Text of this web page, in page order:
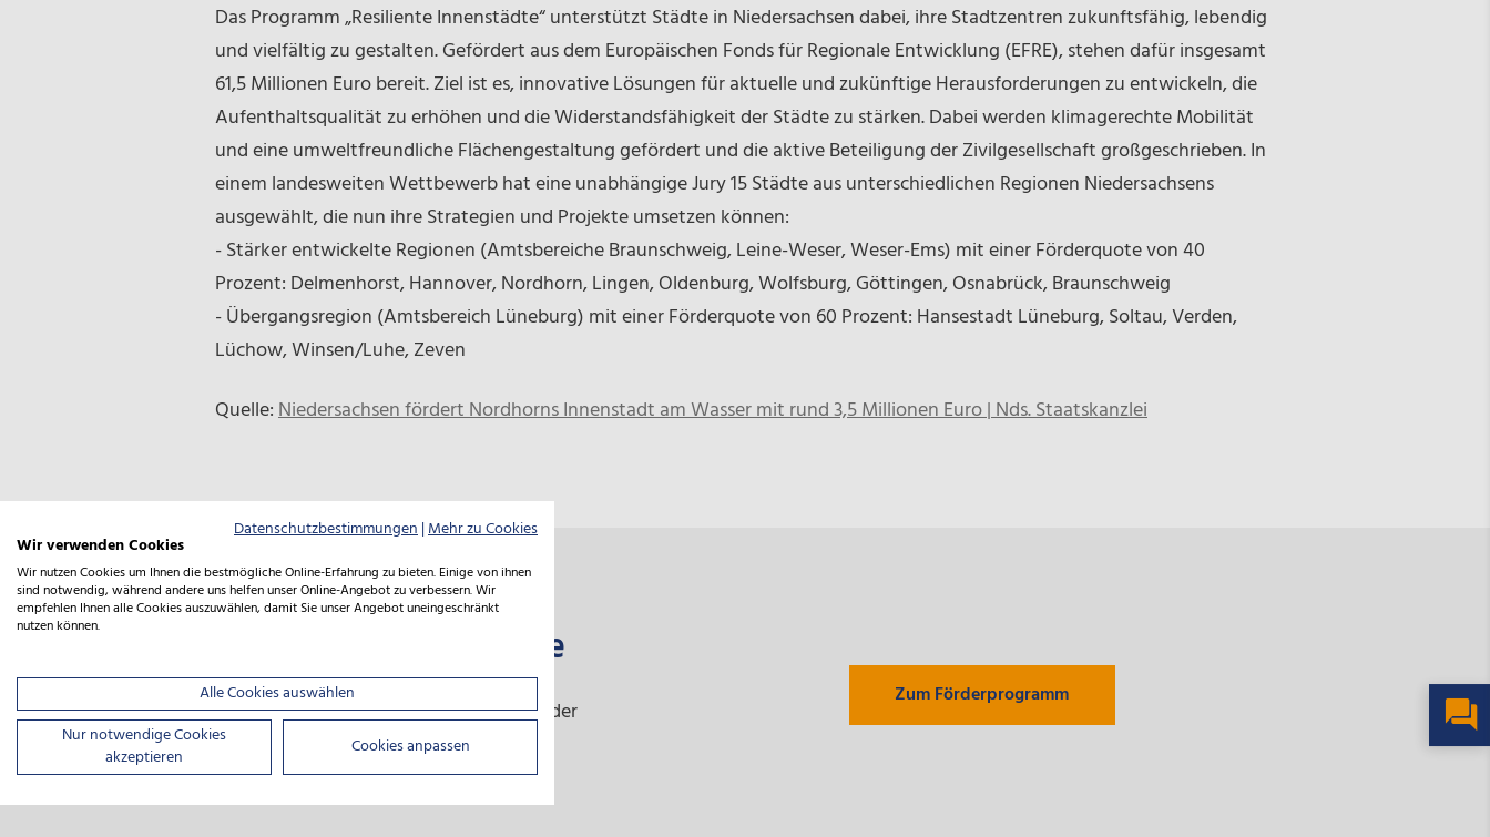
Das Programm „Resiliente Innenstädte“ unterstützt Städte in Niedersachsen dabei, ihre Stadtzentren zukunftsfähig, lebendig
und vielfältig zu gestalten. Gefördert aus dem Europäischen Fonds für Regionale Entwicklung (EFRE), stehen dafür insgesamt
61,5 Millionen Euro bereit. Ziel ist es, innovative Lösungen für aktuelle und zukünftige Herausforderungen zu entwickeln, die
Aufenthaltsqualität zu erhöhen und die Widerstandsfähigkeit der Städte zu stärken. Dabei werden klimagerechte Mobilität
und eine umweltfreundliche Flächengestaltung gefördert und die aktive Beteiligung der Zivilgesellschaft großgeschrieben. In
einem landesweiten Wettbewerb hat eine unabhängige Jury 15 Städte aus unterschiedlichen Regionen Niedersachsens
ausgewählt, die nun ihre Strategien und Projekte umsetzen können:
- Stärker entwickelte Regionen (Amtsbereiche Braunschweig, Leine-Weser, Weser-Ems) mit einer Förderquote von 40
Prozent: Delmenhorst, Hannover, Nordhorn, Lingen, Oldenburg, Wolfsburg, Göttingen, Osnabrück, Braunschweig
- Übergangsregion (Amtsbereich Lüneburg) mit einer Förderquote von 60 Prozent: Hansestadt Lüneburg, Soltau, Verden,
Lüchow, Winsen/Luhe, Zeven
Quelle:Niedersachsen fördert Nordhorns Innenstadt am Wasser mit rund 3,5 Millionen Euro | Nds. Staatskanzlei
Resiliente Innenstädte
Weitere Informationen erhalten Sie auf der
Förderprogrammseite der NBank
Zum Förderprogramm
Datenschutzbestimmungen|Mehr zu Cookies
Wir verwenden Cookies
Wir nutzen Cookies um Ihnen die bestmögliche Online-Erfahrung zu bieten. Einige von ihnen
sind notwendig, während andere uns helfen unser Online-Angebot zu verbessern. Wir
empfehlen Ihnen alle Cookies auszuwählen, damit Sie unser Angebot uneingeschränkt
nutzen können.
Alle Cookies auswählen
Nur notwendige Cookies
akzeptieren
Cookies anpassen